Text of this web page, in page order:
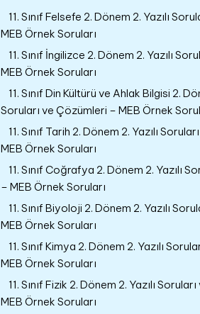
11. Sınıf Felsefe 2. Dönem 2. Yazılı
MEB Örnek Soruları
11. Sınıf İngilizce 2. Dönem 2. Yazılı
MEB Örnek Soruları
11. Sınıf Din Kültürü ve Ahlak Bilgisi 2.
Soruları ve Çözümleri – MEB Örnek
11. Sınıf Tarih 2. Dönem 2. Yazılı
MEB Örnek Soruları
11. Sınıf Coğrafya 2. Dönem 2. Yazılı
– MEB Örnek Soruları
11. Sınıf Biyoloji 2. Dönem 2. Yazılı
MEB Örnek Soruları
11. Sınıf Kimya 2. Dönem 2. Yazılı
MEB Örnek Soruları
11. Sınıf Fizik 2. Dönem 2. Yazılı
MEB Örnek Soruları